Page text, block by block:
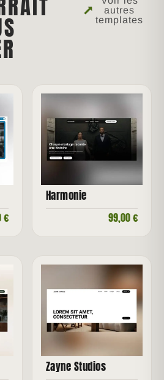
autres
templates
€
Harmonie
99,00€
Zayne Studios